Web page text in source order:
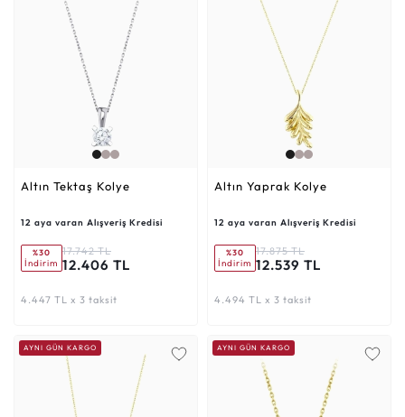
Altın Tektaş Kolye
12 aya varan Alışveriş Kredisi
%30
İndirim
17.742 TL
12.406 TL
4.447 TL x 3 taksit
Altın Yaprak Kolye
12 aya varan Alışveriş Kredisi
%30
İndirim
17.875 TL
12.539 TL
4.494 TL x 3 taksit
AYNI GÜN KARGO AYNI GÜN KARGO